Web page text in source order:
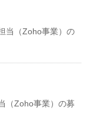
当（Zoho事業）の
（Zoho事業）の募